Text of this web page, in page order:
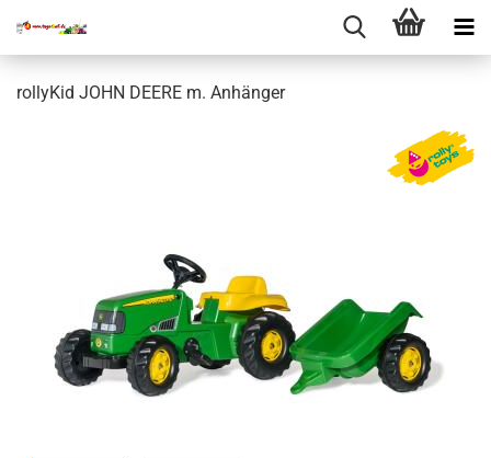
rollyKid JOHN DEERE m. Anhänger